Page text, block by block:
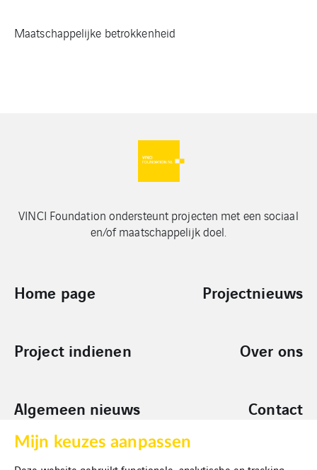
Maatschappelijke betrokkenheid
VINCI Foundation ondersteunt projecten met een sociaal
en/of maatschappelijk doel.
Home page Projectnieuws
Project indienen Over ons
Algemeen nieuws Contact
Mijn keuzes aanpassen